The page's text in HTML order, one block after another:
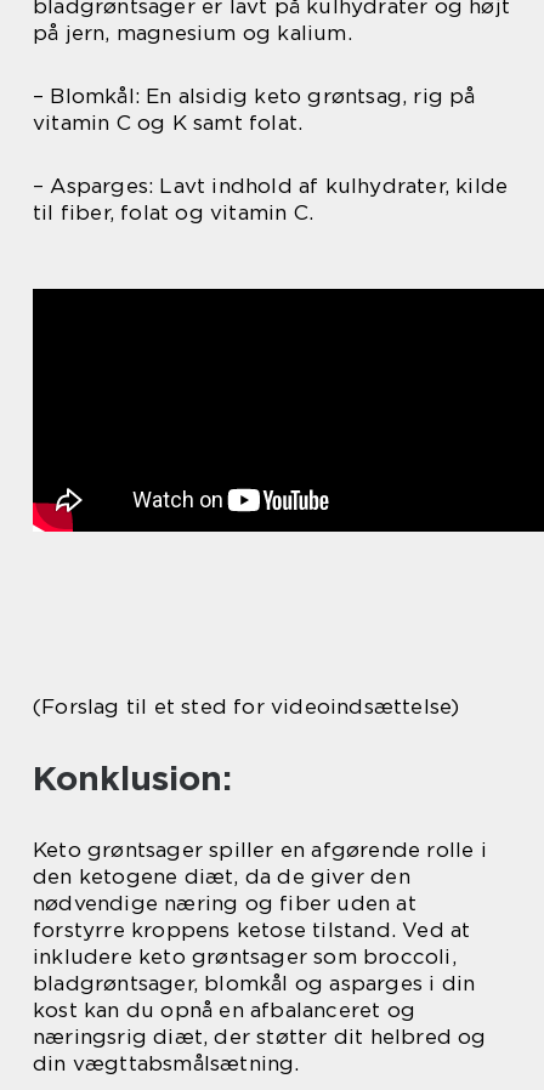
bladgrøntsager er lavt på kulhydrater og højt
på jern, magnesium og kalium.
– Blomkål: En alsidig keto grøntsag, rig på
vitamin C og K samt folat.
– Asparges: Lavt indhold af kulhydrater, kilde
til fiber, folat og vitamin C.
(Forslag til et sted for videoindsættelse)
Konklusion:
Keto grøntsager spiller en afgørende rolle i
den ketogene diæt, da de giver den
nødvendige næring og fiber uden at
forstyrre kroppens ketose tilstand. Ved at
inkludere keto grøntsager som broccoli,
bladgrøntsager, blomkål og asparges i din
kost kan du opnå en afbalanceret og
næringsrig diæt, der støtter dit helbred og
din vægttabsmålsætning.